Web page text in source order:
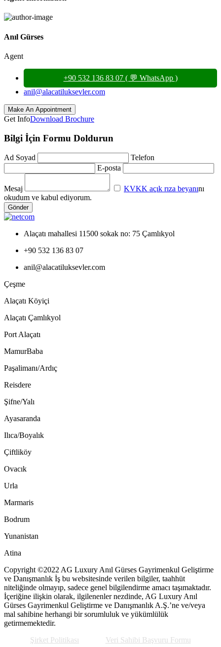
Anıl Gürses
Agent
+90 532 136 83 07 ( 💬 WhatsApp )
anil@alacatiluksevler.com
Get InfoDownload Brochure
Bilgi İçin Formu Doldurun
Ad Soyad
Telefon
E-posta
Mesaj KVKK açık rıza beyanını
okudum ve kabul ediyorum.
Gönder
Alaçatı mahallesi 11500 sokak no: 75 Çamlıkyol
+90 532 136 83 07
anil@alacatiluksevler.com
Çeşme
Alaçatı Köyiçi
Alaçatı Çamlıkyol
Port Alaçatı
MamurBaba
Paşalimanı/Ardıç
Reisdere
Şifne/Yalı
Ayasaranda
Ilıca/Boyalık
Çiftliköy
Ovacık
Urla
Marmaris
Bodrum
Yunanistan
Atina
Copyright ©2022 AG Luxury Anıl Gürses Gayrimenkul Geliştirme
ve Danışmanlık İş bu websitesinde verilen bilgiler, taahhüt
niteliğinde olmayıp, sadece genel bilgilendirme amacı taşımaktadır.
İçeriğine ilişkin olarak, ilgilenenler nezdinde, AG Luxury Anıl
Gürses Gayrimenkul Geliştirme ve Danışmanlık A.Ş.’ne ve/veya
mal sahibine herhangi bir sorumluluk ve yükümlülük
getirmemektedir.
Şirket Politikası
Veri Sahibi Başvuru Formu